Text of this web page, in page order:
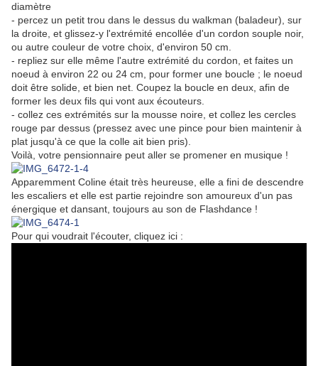
diamètre
- percez un petit trou dans le dessus du walkman (baladeur), sur
la droite, et glissez-y l'extrémité encollée d'un cordon souple noir,
ou autre couleur de votre choix, d'environ 50 cm.
- repliez sur elle même l'autre extrémité du cordon, et faites un
noeud à environ 22 ou 24 cm, pour former une boucle ; le noeud
doit être solide, et bien net. Coupez la boucle en deux, afin de
former les deux fils qui vont aux écouteurs.
- collez ces extrémités sur la mousse noire, et collez les cercles
rouge par dessus (pressez avec une pince pour bien maintenir à
plat jusqu'à ce que la colle ait bien pris).
Voilà, votre pensionnaire peut aller se promener en musique !
Apparemment Coline était très heureuse, elle a fini de descendre
les escaliers et elle est partie rejoindre son amoureux d'un pas
énergique et dansant, toujours au son de Flashdance !
Pour qui voudrait l'écouter, cliquez ici :